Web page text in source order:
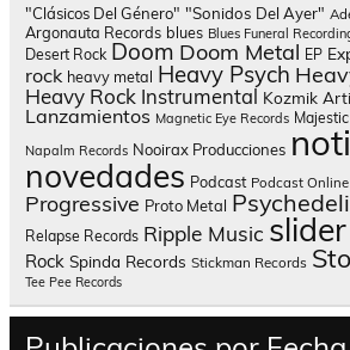
"Clásicos Del Género" "Sonidos Del Ayer"
Argonauta Records blues Blues Funeral
Desert Rock Doom Doom Metal EP
rock heavy metal Heavy Psych
Heavy Rock Instrumental Kozmik
Lanzamientos Magnetic Eye Records
Napalm Records Nooirax Producciones
novedades Podcast Podcast Online
Progressive Proto Metal
Relapse Records Ripple Music slider
Rock Spinda Records Stickman Records
Tee Pee Records